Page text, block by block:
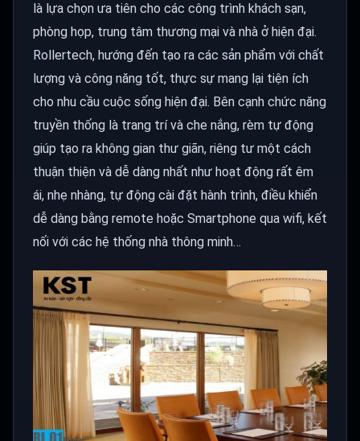
là lựa chọn ưa tiên cho các công trình khách sạn,
phòng họp, trung tâm thương mại và nhà ở hiện đại.
Rollertech, hướng đến tạo ra các sản phẩm với chất
lượng và công năng tốt, thực sự mang lại tiện ích
cho nhu cầu cuộc sống hiện đại. Bên cạnh chức năng
truyền thống là trang trí và che nắng, rèm tự động
giúp tạo ra không gian thư giãn, riêng tư một cách
thuận thiện và dễ dàng nhất như hoạt động rất êm
ái, nhẹ nhàng, tự động cài đặt hành trình, điều khiển
dễ dàng bằng remote hoặc Smartphone qua wifi, kết
nối với các hệ thống nhà thông minh…